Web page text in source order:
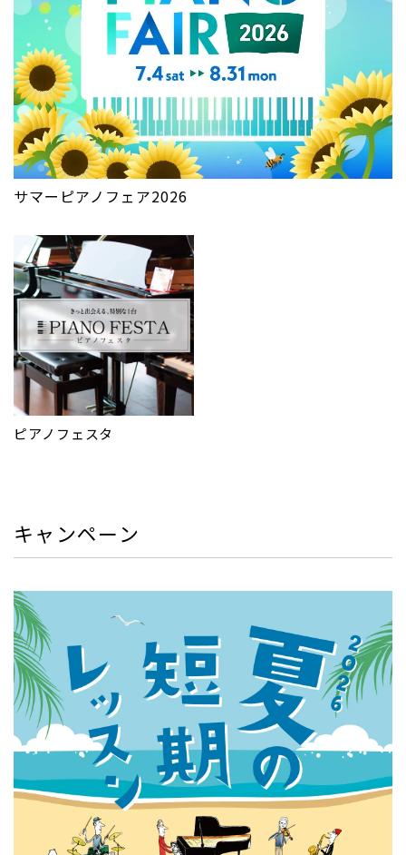
サマーピアノフェア2026
ピアノフェスタ
キャンペーン